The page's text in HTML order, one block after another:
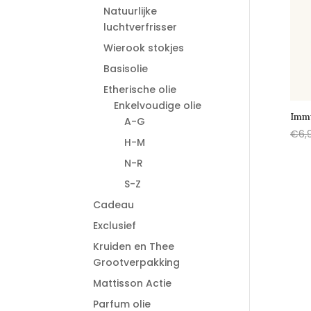
€
Natuurlijke
luchtverfrisser
Wierook stokjes
Basisolie
Etherische olie
Enkelvoudige olie
A-G
H-M
N-R
S-Z
Cadeau
Exclusief
Kruiden en Thee
Grootverpakking
Mattisson Actie
Parfum olie